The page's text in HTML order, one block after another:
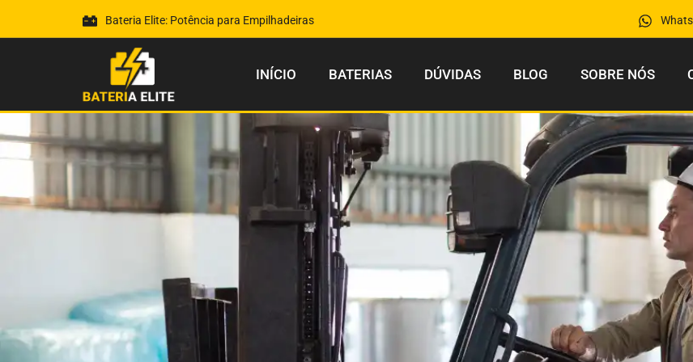
Bateria Elite: Potência para Empilhadeiras
INÍCIO BATERIAS DÚVIDAS BLOG SOBRE NÓS